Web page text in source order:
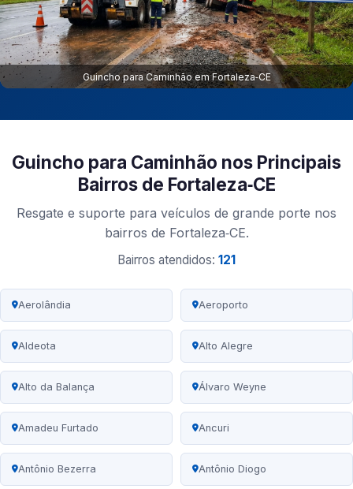
Guincho para Caminhão em Fortaleza‑CE
Guincho para Caminhão nos Principais
Bairros de Fortaleza‑CE
Resgate e suporte para veículos de grande porte nos
bairros de Fortaleza‑CE.
Bairros atendidos: 121
Aerolândia Aeroporto
Aldeota Alto Alegre
Alto da Balança Álvaro Weyne
Amadeu Furtado Ancuri
Antônio Bezerra Antônio Diogo